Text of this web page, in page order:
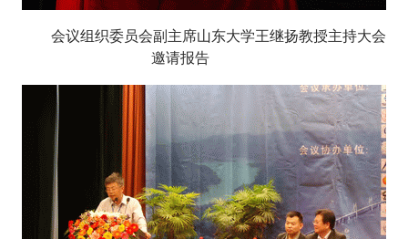
会议组织委员会副主席山东大学王继扬教授主持大会
邀请报告